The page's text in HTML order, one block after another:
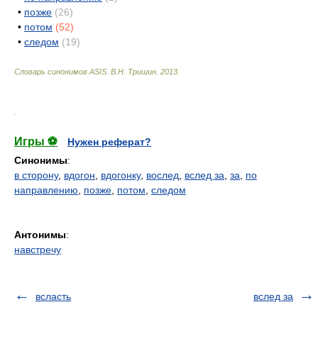
• позже (26)
• потом (52)
• следом (19)
Словарь синонимов ASIS. В.Н. Тришин 2013
Игры ⚽
Нужен реферат?
Синонимы:
в сторону, вдогон вдогонку, вослед вслед за за
по
направлению
позже потом следом
Антонимы:
навстречу
всласть вслед за